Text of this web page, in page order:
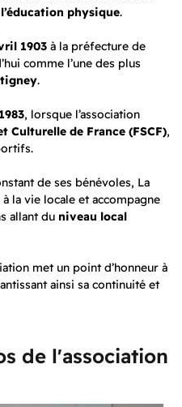
physique.
1903 à la préfecture de
comme l’une des plus
.
1983, lorsque l’association
Culturelle de France (FSCF),
de ses bénévoles, La
la vie locale et accompagne
allant du niveau local
met un point d’honneur à
ainsi sa continuité et
de l'association